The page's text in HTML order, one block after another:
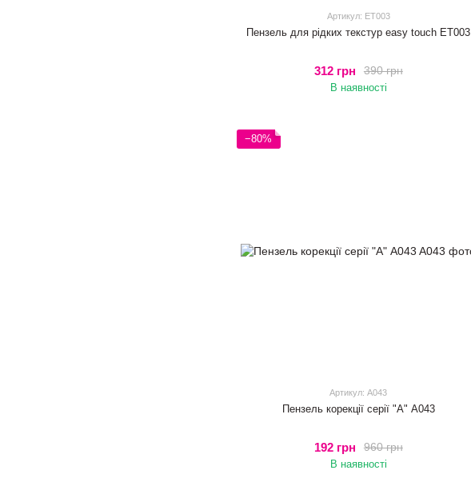
Артикул: ET003
Пензель для рідких текстур easy touch ET003
390 грн
312 грн
В наявності
−80%
Артикул: A043
Пензель корекції серії "А" A043
960 грн
192 грн
В наявності